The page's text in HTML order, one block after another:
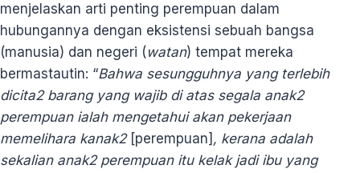
menjelaskan arti penting perempuan dalam
hubungannya dengan eksistensi sebuah bangsa
(manusia) dan negeri ( watan) tempat mereka
bermastautin: “Bahwa sesungguhnya yang terlebih
dicita2 barang yang wajib di atas segala anak2
perempuan ialah mengetahui akan pekerjaan
memelihara kanak2 [perempuan] , kerana adalah
sekalian anak2 perempuan itu kelak jadi ibu yang